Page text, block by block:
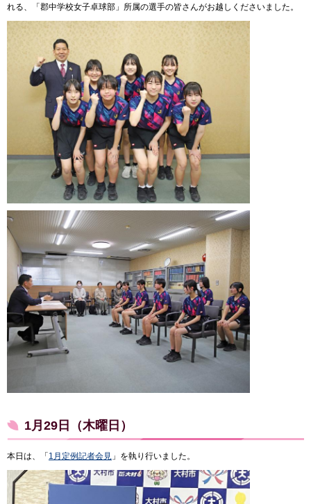
れる、「郡中学校女子卓球部」所属の選手の皆さんがお越しくださいました。
1月29日（木曜日）
本日は、「 1月定例記者会見 」を執り行いました。